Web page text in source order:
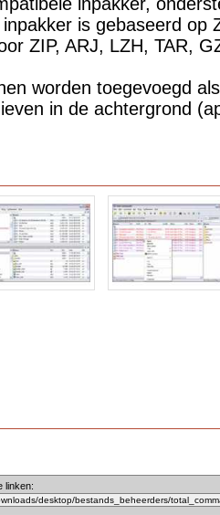
is gebaseerd op
ZIP, ARJ, LZH, TAR,
worden toegevoegd
in de achtergrond
linken: